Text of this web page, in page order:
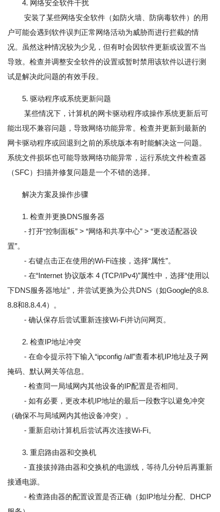
4. 网络安全软件干扰
安装了某些网络安全软件（如防火墙、防病毒软件）的用
户可能会遇到软件误判正常网络活动为威胁而进行拦截的情
况。虽然这种情况较为少见，但有时会因软件更新或设置不当
导致。检查并调整安全软件的设置或暂时禁用该软件以进行测
试是解决此问题的有效手段。
5. 驱动程序或系统更新问题
某些情况下，计算机的网卡驱动程序或操作系统更新后可
能出现不兼容问题，导致网络功能异常。检查并更新到最新的
网卡驱动程序或回退到之前的系统版本有时能解决这一问题。
系统文件损坏也可能导致网络功能异常，运行系统文件检查器
（SFC）扫描并修复问题是一个不错的选择。
解决方案及操作步骤
1. 检查并更换DNS服务器
- 打开“控制面板” > “网络和共享中心” > “更改适配器设
置”。
- 右键点击正在使用的Wi-Fi连接，选择“属性”。
- 在“Internet 协议版本 4 (TCP/IPv4)”属性中，选择“使用以
下DNS服务器地址”，并尝试更换为公共DNS（如Google的8.8.
8.8和8.8.4.4）。
- 确认保存后尝试重新连接Wi-Fi并访问网页。
2. 检查IP地址冲突
- 在命令提示符下输入“ipconfig /all”查看本机IP地址及子网
掩码、默认网关等信息。
- 检查同一局域网内其他设备的IP配置是否相同。
- 如有必要，更改本机IP地址的最后一段数字以避免冲突
（确保不与局域网内其他设备冲突）。
- 重新启动计算机后尝试再次连接Wi-Fi。
3. 重启路由器和交换机
- 直接拔掉路由器和交换机的电源线，等待几分钟后再重新
接通电源。
- 检查路由器的配置设置是否正确（如IP地址分配、DHCP